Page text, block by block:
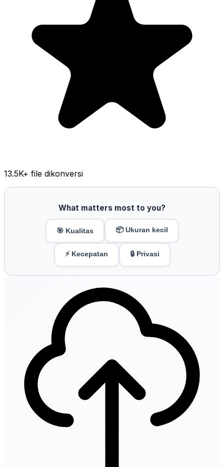
13.5K+ file dikonversi
What matters most to you?
🎯 Kualitas 📦 Ukuran kecil
⚡ Kecepatan 🔒 Privasi